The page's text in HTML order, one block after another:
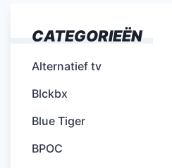
CATEGORIEËN
Alternatief tv
Blckbx
Blue Tiger
BPOC